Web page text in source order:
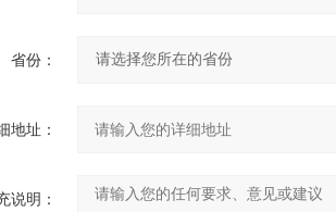
省份：
地址：
说明：